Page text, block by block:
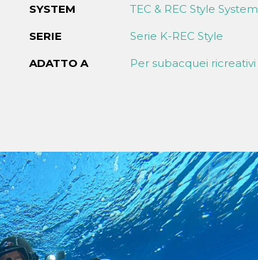
SYSTEM
TEC & REC Style System
SERIE
Serie K-REC Style
ADATTO A
Per subacquei ricreativi